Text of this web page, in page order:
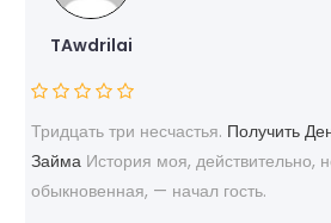
TAwdrilai
Тридцать три несчастья. Получить
Займа История моя, действительно,
обыкновенная, — начал гость.